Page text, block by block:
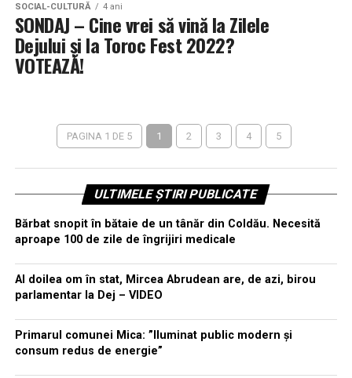
SOCIAL-CULTURĂ 4 ani
SONDAJ – Cine vrei să vină la Zilele
Dejului și la Toroc Fest 2022?
VOTEAZĂ!
PAGINA 1 DE 5 1 2 3 4 5
ULTIMELE ȘTIRI PUBLICATE
Bărbat snopit în bătaie de un tânăr din Coldău. Necesită
aproape 100 de zile de îngrijiri medicale
Al doilea om în stat, Mircea Abrudean are, de azi, birou
parlamentar la Dej – VIDEO
Primarul comunei Mica: ”Iluminat public modern și
consum redus de energie”